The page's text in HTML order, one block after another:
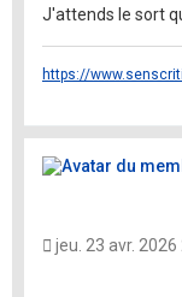
J'attends le sort
https://
jeu. 23 avr. 2026